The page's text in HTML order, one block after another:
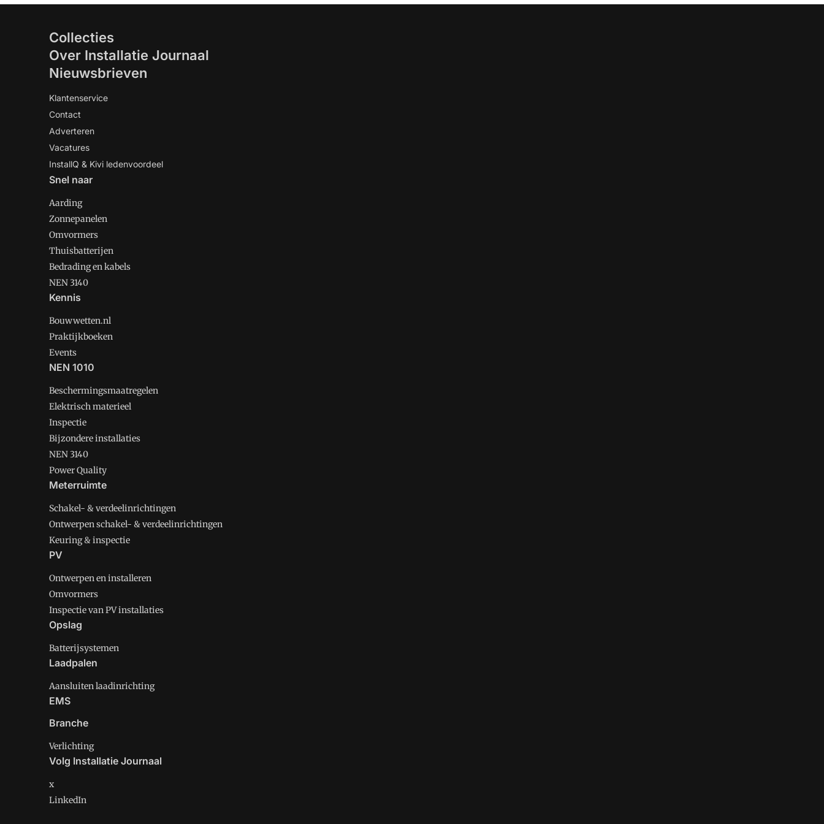
Collecties
Over Installatie Journaal
Nieuwsbrieven
Klantenservice
Contact
Adverteren
Vacatures
InstallQ & Kivi ledenvoordeel
Snel naar
Aarding
Zonnepanelen
Omvormers
Thuisbatterijen
Bedrading en kabels
NEN 3140
Kennis
Bouwwetten.nl
Praktijkboeken
Events
NEN 1010
Beschermingsmaatregelen
Elektrisch materieel
Inspectie
Bijzondere installaties
NEN 3140
Power Quality
Meterruimte
Schakel- & verdeelinrichtingen
Ontwerpen schakel- & verdeelinrichtingen
Keuring & inspectie
PV
Ontwerpen en installeren
Omvormers
Inspectie van PV installaties
Opslag
Batterijsystemen
Laadpalen
Aansluiten laadinrichting
EMS
Branche
Verlichting
Volg Installatie Journaal
x
LinkedIn